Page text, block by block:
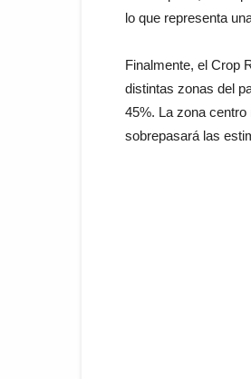
lo que representa
Finalmente, el Crop
distintas zonas del
45%. La zona
sobrepasará las